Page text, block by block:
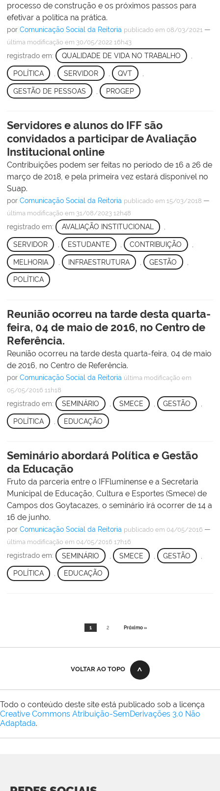
processo de construção e os próximos passos para
efetivar a política na prática.
por Comunicação Social da Reitoria publicado em 08/03/2021 —
última modificação em 30/05/2022 16h43
registrado em: QUALIDADE DE VIDA NO TRABALHO
POLÍTICA SERVIDOR QVT
GESTÃO DE PESSOAS PROGEP
Servidores e alunos do IFF são
convidados a participar de Avaliação
Institucional online
Contribuições podem ser feitas no período de 16 a 26 de
março de 2018, e pela primeira vez estará disponível no
Suap.
por Comunicação Social da Reitoria publicado em 15/03/2018 —
última modificação em 31/08/2023 12h48
registrado em: AVALIAÇÃO INSTITUCIONAL ,
SERVIDOR ESTUDANTE CONTRIBUIÇÃO
MELHORIA INFRAESTRUTURA GESTÃO
POLÍTICA
Reunião ocorreu na tarde desta quarta-
feira, 04 de maio de 2016, no Centro de
Referência.
Reunião ocorreu na tarde desta quarta-feira, 04 de maio
de 2016, no Centro de Referência.
por Comunicação Social da Reitoria última modificação em
05/05/2016 11h18
registrado em: SEMINÁRIO SMECE GESTÃO
POLÍTICA EDUCAÇÃO
Seminário abordará Política e Gestão
da Educação
Fruto da parceria entre o IFFluminense e a Secretaria
Municipal de Educação, Cultura e Esportes (Smece) de
Campos dos Goytacazes, o seminário irá ocorrer de 14 a
16 de junho.
por Comunicação Social da Reitoria publicado em 04/05/2016 —
última modificação em 04/05/2016 17h16
registrado em: SEMINÁRIO SMECE GESTÃO
POLÍTICA , EDUCAÇÃO
1 2 Próximo »
VOLTAR AO TOPO
Todo o conteúdo deste site está publicado sob a licença
Creative Commons Atribuição-SemDerivações 3.0 Não
Adaptada.